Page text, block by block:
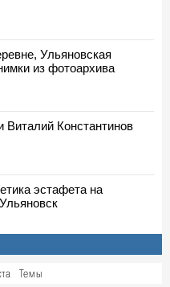
КПСС
«Радио России»:
американский
Алферов в
Ульяновская
из фотоархива
Виталий Константинов
эстафета на
Темы